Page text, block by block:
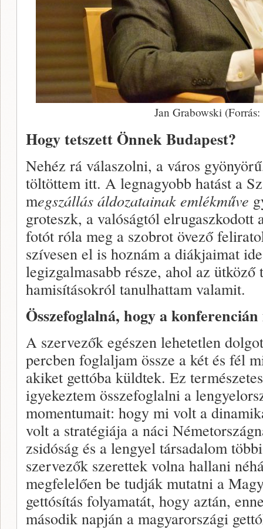
Jan Grabowski
Hogy tetszett Önnek Budapest?
Nehéz rá válaszolni, a város
töltöttem itt. A legnagyobb hatást a
megszállás áldozatainak emlékműve
groteszk, a valóságtól elrugaszkodott
fotót róla meg a szobrot övező
szívesen el is hoznám a diákjaimat
legizgalmasabb része, ahol az
hamisításokról tanulhattam valamit.
Összefoglalná, hogy a
A szervezők egészen lehetetlen
percben foglaljam össze a két és fél
akiket gettóba küldtek. Ez
igyekeztem összefoglalni a
momentumait: hogy mi volt a
volt a stratégiája a náci
zsidóság és a lengyel társadalom
szervezők szerettek volna hallani
megfelelően be tudják mutatni a
gettósítás folyamatát, hogy aztán,
második napján a magyarországi